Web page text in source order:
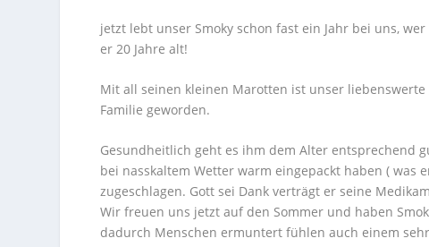
jetzt lebt unser Smoky schon fast ein Jahr bei uns,
er 20 Jahre alt!
Mit all seinen kleinen Marotten ist unser
Familie geworden.
Gesundheitlich geht es ihm dem Alter entsprechend
bei nasskaltem Wetter warm eingepackt haben ( was
zugeschlagen. Gott sei Dank verträgt er seine
Wir freuen uns jetzt auf den Sommer und haben
dadurch Menschen ermuntert fühlen auch einem